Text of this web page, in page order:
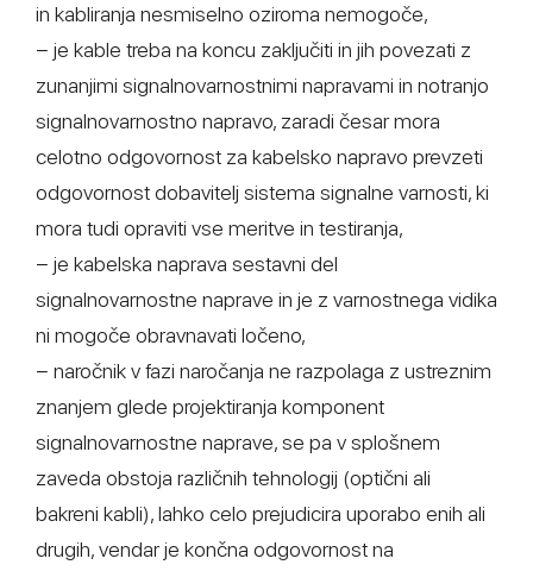
in kabliranja nesmiselno oziroma nemogoče,
− je kable treba na koncu zaključiti in jih povezati z
zunanjimi signalnovarnostnimi napravami in notranjo
signalnovarnostno napravo, zaradi česar mora
celotno odgovornost za kabelsko napravo prevzeti
odgovornost dobavitelj sistema signalne varnosti, ki
mora tudi opraviti vse meritve in testiranja,
− je kabelska naprava sestavni del
signalnovarnostne naprave in je z varnostnega vidika
ni mogoče obravnavati ločeno,
− naročnik v fazi naročanja ne razpolaga z ustreznim
znanjem glede projektiranja komponent
signalnovarnostne naprave, se pa v splošnem
zaveda obstoja različnih tehnologij (optični ali
bakreni kabli), lahko celo prejudicira uporabo enih ali
drugih, vendar je končna odgovornost na